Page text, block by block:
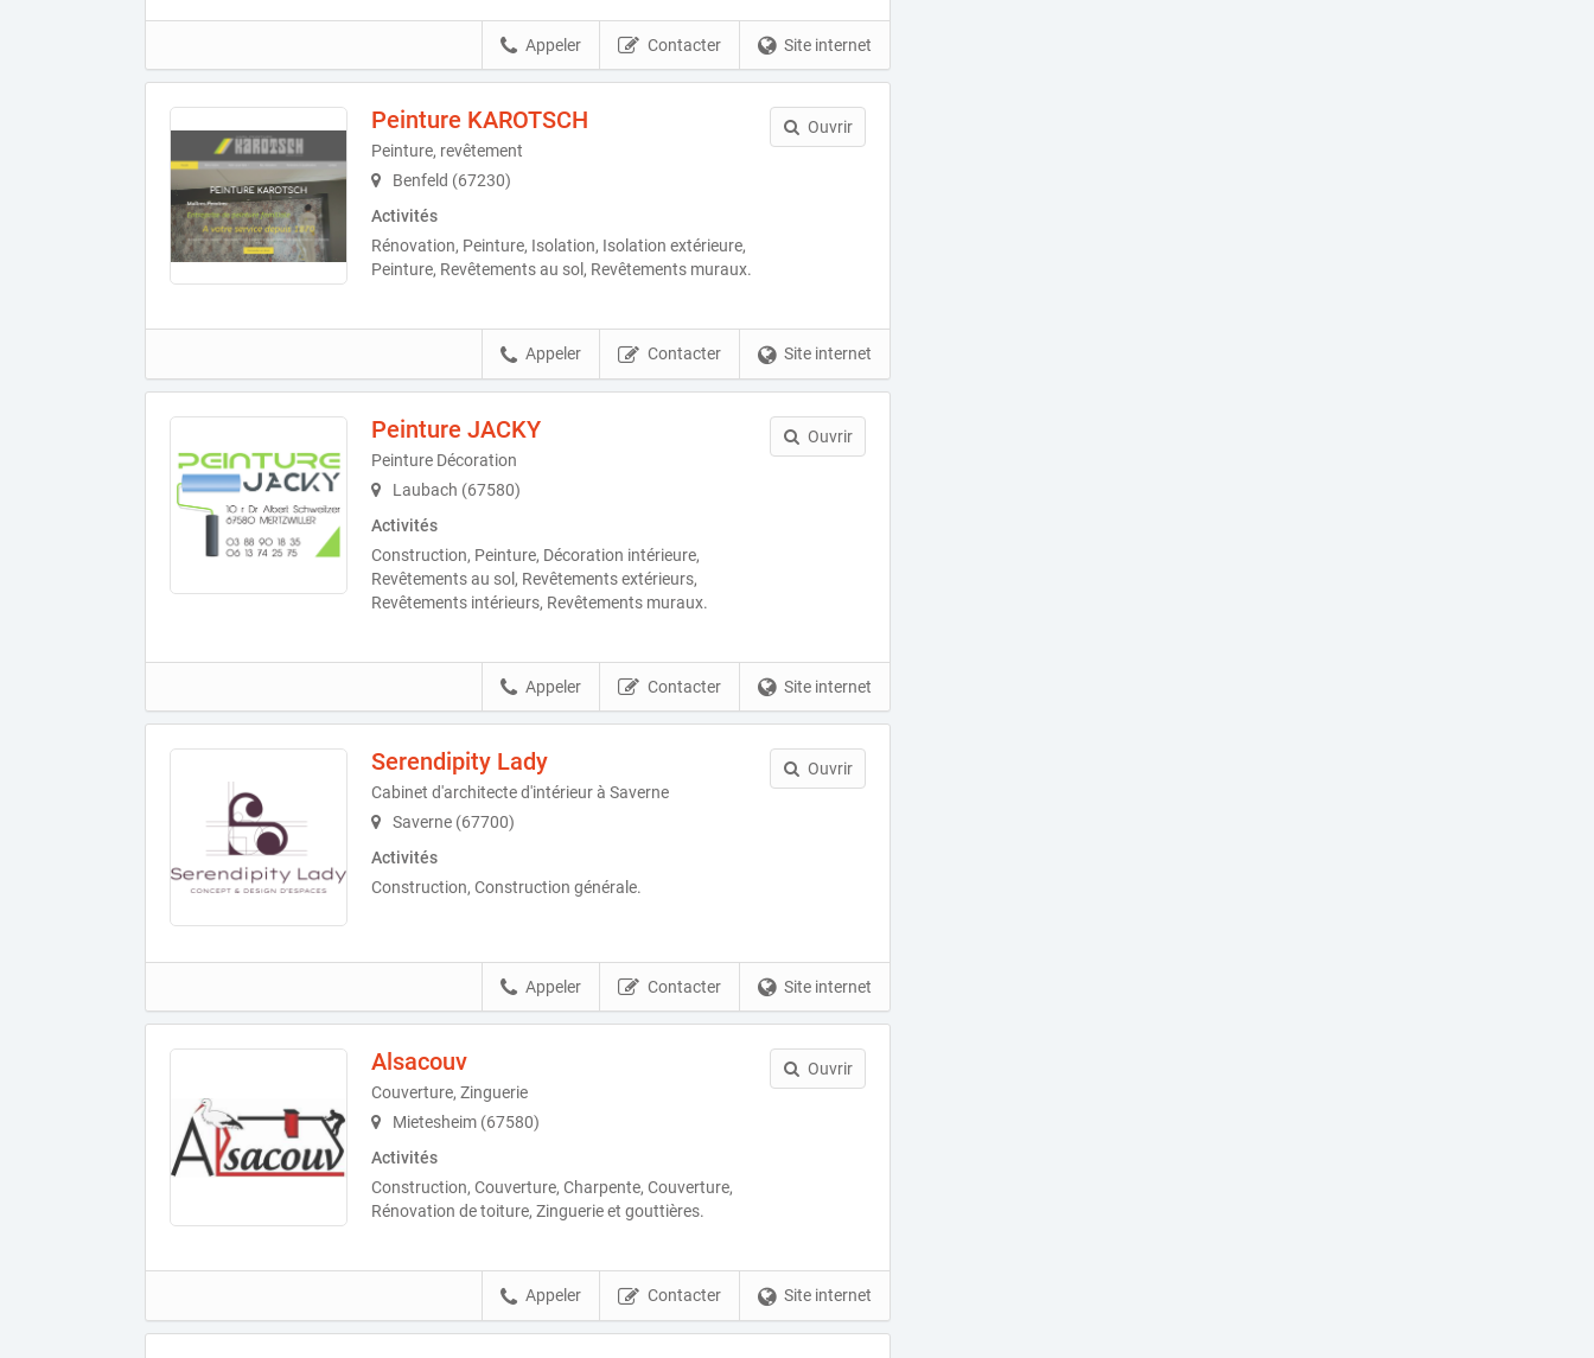
Site internet
Contacter
Appeler
Peinture KAROTSCH
Peinture, revêtement
Benfeld (67230)
Activités
Rénovation, Peinture, Isolation, Isolation extérieure,
Peinture, Revêtements au sol, Revêtements muraux.
Ouvrir
Site internet
Contacter
Appeler
Peinture JACKY
Peinture Décoration
Laubach (67580)
Activités
Construction, Peinture, Décoration intérieure,
Revêtements au sol, Revêtements extérieurs,
Revêtements intérieurs, Revêtements muraux.
Ouvrir
Site internet
Contacter
Appeler
Serendipity Lady
Cabinet d'architecte d'intérieur à Saverne
Saverne (67700)
Activités
Construction, Construction générale.
Ouvrir
Site internet
Contacter
Appeler
Alsacouv
Couverture, Zinguerie
Mietesheim (67580)
Activités
Construction, Couverture, Charpente, Couverture,
Rénovation de toiture, Zinguerie et gouttières.
Ouvrir
Site internet
Contacter
Appeler